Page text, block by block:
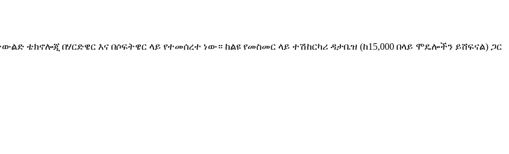
ቴክኖሎጂ በሃርድዌር እና በሶፍትዌር ላይ የተመሰረተ ነው። ከልዩ የመስመር ላይ ተሽከርካሪ ዳታቤዝ (ከ15,000 በላይ ሞዴሎችን ይሸፍናል) ጋር